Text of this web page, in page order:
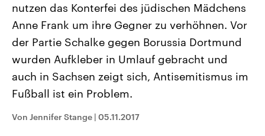
Landtagswahl Sachsen-Anhalt
2026
Alle Informationen
Sachsen-Anhalt wählt am 6.
September 2026 einen neuen
Landtag. Seit 2021 wird das
Bundesland von einer Koalition aus
CDU, SPD und FDP regiert.-
Umfragen, Prognosen,
und Hintergründe zu den Parteien
und Kandidaten der anstehenden
Aktuelle Beiträge,
Hintergründe
Wirtschaftlich und
gehören die Vereinigten
den mächtigsten Ländern
mit großem Einfluss auf
Sendungen Programm
nutzen das Konterfei des jüdischen Mädchens
Anne Frank um ihre Gegner zu verhöhnen. Vor
der Partie Schalke gegen Borussia Dortmund
wurden Aufkleber in Umlauf gebracht und
auch in Sachsen zeigt sich, Antisemitismus im
Fußball ist ein Problem.
Von Jennifer Stange | 05.11.2017